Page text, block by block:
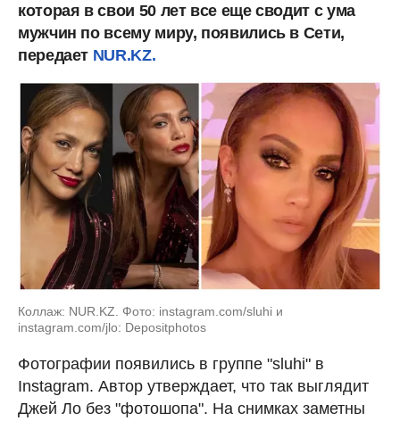
которая в свои 50 лет все еще сводит с ума
мужчин по всему миру, появились в Сети,
передает NUR.KZ.
Коллаж: NUR.KZ. Фото: instagram.com/sluhi и
instagram.com/jlo: Depositphotos
Фотографии появились в группе "sluhi" в
Instagram. Автор утверждает, что так выглядит
Джей Ло без "фотошопа". На снимках заметны